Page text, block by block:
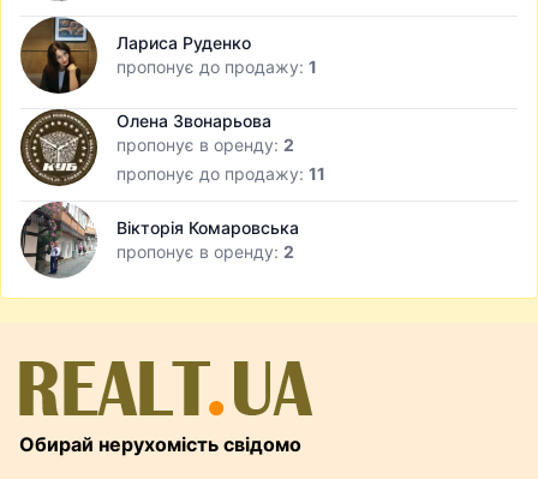
Лариса Руденко
пропонує до продажу: 1
Олена Звонарьова
пропонує в оренду: 2
пропонує до продажу: 11
Вікторія Комаровська
пропонує в оренду: 2
Обирай нерухомість свідомо